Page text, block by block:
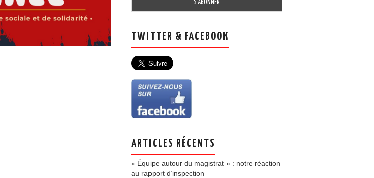
TWITTER & FACEBOOK
ARTICLES RÉCENTS
« Équipe autour du magistrat » : notre réaction
au rapport d’inspection